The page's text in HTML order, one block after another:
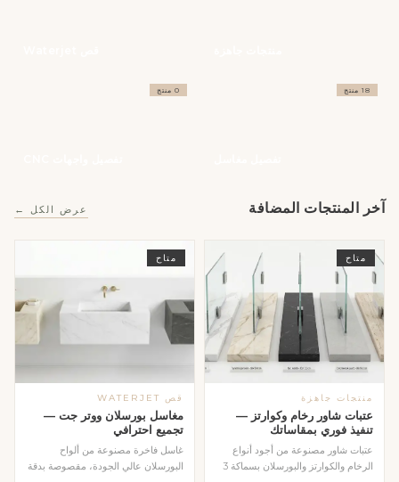
18 منتج 0 منتج
آخر المنتجات المضافة عرض الكل ←
متاح
منتجات جاهزة
عتبات شاور رخام وكوارتز —
تنفيذ فوري بمقاساتك
عتبات شاور مصنوعة من أجود أنواع
الرخام والكوارتز والبورسلان بسماكة 3
متاح
قص WATERJET
مغاسل بورسلان ووتر جت —
تجميع احترافي
غاسل فاخرة مصنوعة من ألواح
البورسلان عالي الجودة، مقصوصة بدقة